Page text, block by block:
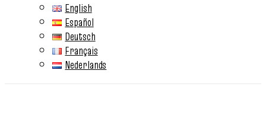
English
Español
Deutsch
Français
Nederlands